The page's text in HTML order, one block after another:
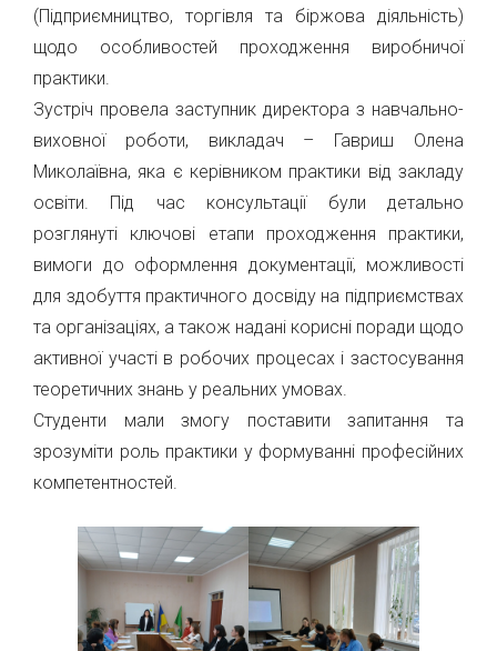
(Підприємництво, торгівля та біржова діяльність)
щодо особливостей проходження виробничої
практики.
Зустріч провела заступник директора з навчально-
виховної роботи, викладач – Гавриш Олена
Миколаївна, яка є керівником практики від закладу
освіти. Під час консультації були детально
розглянуті ключові етапи проходження практики,
вимоги до оформлення документації, можливості
для здобуття практичного досвіду на підприємствах
та організаціях, а також надані корисні поради щодо
активної участі в робочих процесах і застосування
теоретичних знань у реальних умовах.
Студенти мали змогу поставити запитання та
зрозуміти роль практики у формуванні професійних
компетентностей.